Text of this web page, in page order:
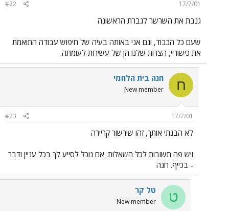
17/7/01
#22
גנבת את השרשר לגברת הראשונה
שעם כל הכבוד, וגם אני באותה בעיה של חיפוש עבודה התואמת
את כישוריי, הצרות שלנו הן של עשירות לעומתה.
ח חנה בית הלחמי
New member
17/7/01
#23
לא הבנתי אותך, זהו שירשור קריירה
ויש פה תשובות לכל השאלות. אם נוכל לסייע לך בכל עניין ודבר
- בכייף. חנה
ט טל קר
New member